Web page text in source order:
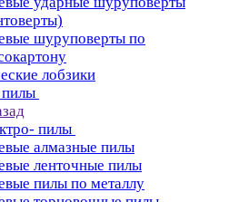
шуруповерты по
лобзики
пилы
пилы
алмазные пилы
ленточные пилы
пилы по металлу